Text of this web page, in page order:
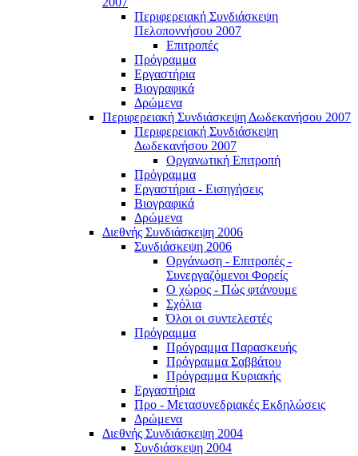
Περιφερειακή Συνδιάσκεψη
Πελοποννήσου 2007
Επιτροπές
Πρόγραμμα
Εργαστήρια
Βιογραφικά
Δρώμενα
Περιφερειακή Συνδιάσκεψη Δωδεκανήσου 2007
Περιφερειακή Συνδιάσκεψη
Δωδεκανήσου 2007
Οργανωτική Επιτροπή
Πρόγραμμα
Εργαστήρια - Εισηγήσεις
Βιογραφικά
Δρώμενα
Διεθνής Συνδιάσκεψη 2006
Συνδιάσκεψη 2006
Οργάνωση - Επιτροπές -
Συνεργαζόμενοι Φορείς
Ο χώρος - Πώς φτάνουμε
Σχόλια
Όλοι οι συντελεστές
Πρόγραμμα
Πρόγραμμα Παρασκευής
Πρόγραμμα Σαββάτου
Πρόγραμμα Κυριακής
Εργαστήρια
Προ - Μετασυνεδριακές Εκδηλώσεις
Δρώμενα
Διεθνής Συνδιάσκεψη 2004
Συνδιάσκεψη 2004